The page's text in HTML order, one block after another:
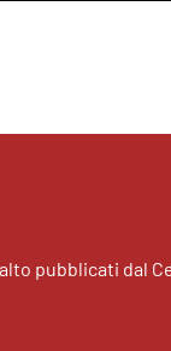
pubblicati dal